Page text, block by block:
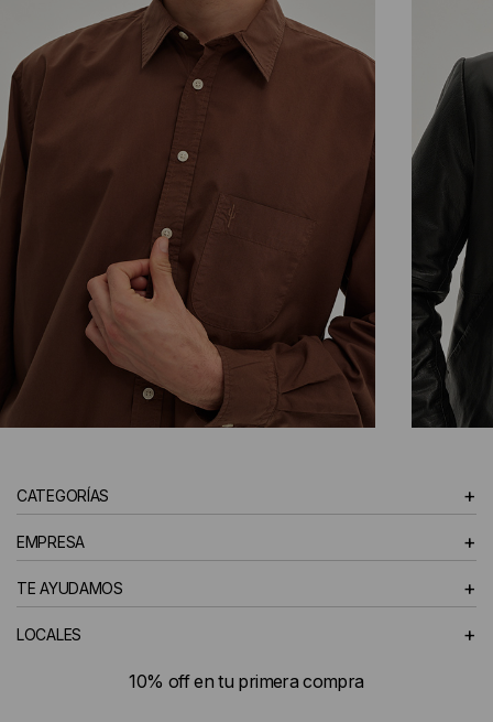
HOMBRE
CATEGORÍAS +
EMPRESA +
TE AYUDAMOS +
LOCALES +
10% off en tu primera compra